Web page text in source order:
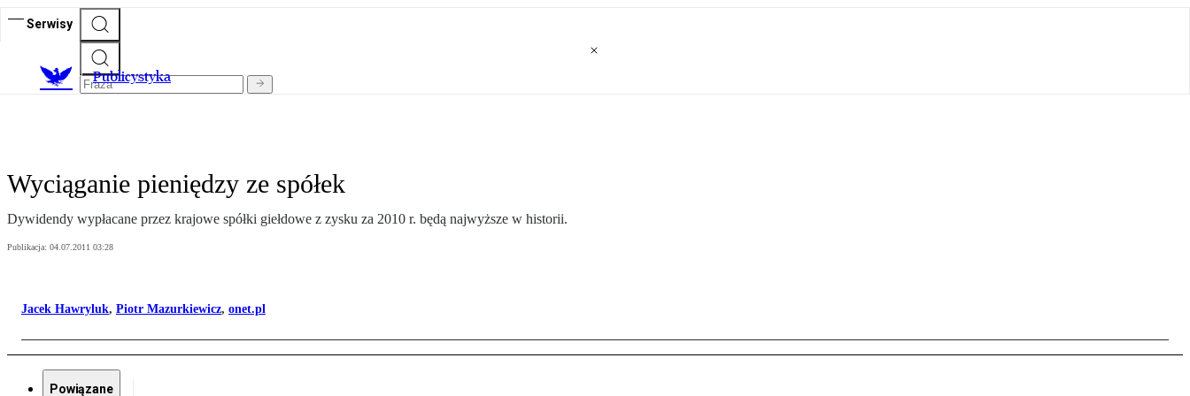
Serwisy
Publicystyka
Wyciąganie pieniędzy ze spółek
Dywidendy wypłacane przez krajowe spółki giełdowe z zysku za 2010 r. będą najwyższe w historii.
Publikacja: 04.07.2011 03:28
Jacek Hawryluk, Piotr Mazurkiewicz, onet.pl
Powiązane